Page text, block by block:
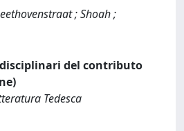
; Shoah ;
del contributo
Tedesca